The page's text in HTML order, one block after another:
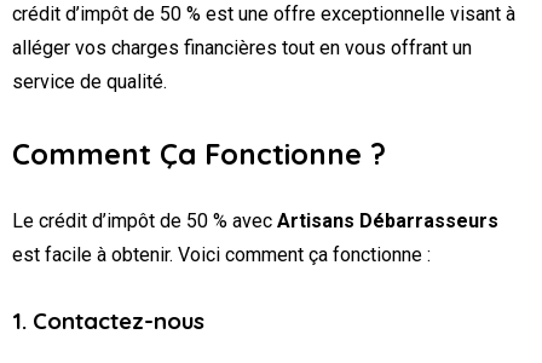
crédit d’impôt de 50 % est une offre exceptionnelle visant à
alléger vos charges financières tout en vous offrant un
service de qualité.
Comment Ça Fonctionne ?
Le crédit d’impôt de 50 % avec Artisans Débarrasseurs
est facile à obtenir. Voici comment ça fonctionne :
1. Contactez-nous